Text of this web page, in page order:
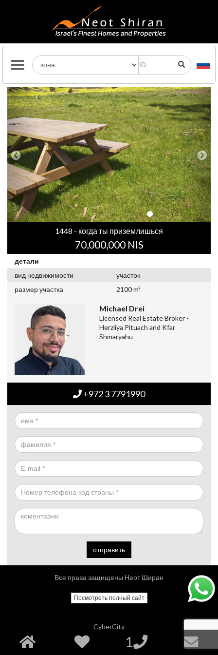
Previous Next
1448 - когда ты приземлишься
70,000,000 NIS
детали
вид недвижимости
участок
размер участка
2100 m²
Michael Drei
Licensed Real Estate Broker -
Herzliya Pituach and Kfar
Shmaryahu
+972 3 7791990
отправить
1
Все права защищены Неот Ширан
Посмотреть полный сайт
CyberCity